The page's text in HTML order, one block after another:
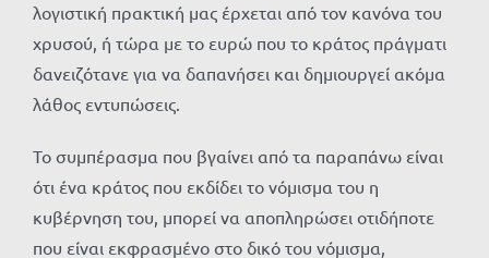
λογιστική πρακτική μας έρχεται από τον κανόνα του
χρυσού, ή τώρα με το ευρώ που το κράτος πράγματι
δανειζότανε για να δαπανήσει και δημιουργεί ακόμα
λάθος εντυπώσεις.
Το συμπέρασμα που βγαίνει από τα παραπάνω είναι
ότι ένα κράτος που εκδίδει το νόμισμα του η
κυβέρνηση του, μπορεί να αποπληρώσει οτιδήποτε
που είναι εκφρασμένο στο δικό του νόμισμα,